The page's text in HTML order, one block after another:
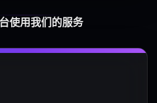
使用我们的服务